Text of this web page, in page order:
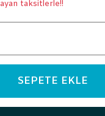
taksitlerle!!
SEPETE EKLE